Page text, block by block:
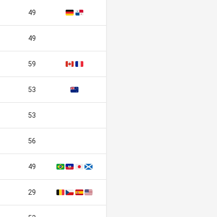
49 🇩🇪🇵🇦
49
59 🇨🇦🇫🇷
53 🇳🇿
53
56
49 🇧🇷🇭🇹 🇯🇵 🏴󠁧󠁢󠁳󠁣󠁴󠁿
29 🇧🇪🇨🇿🇪🇸🇺🇸